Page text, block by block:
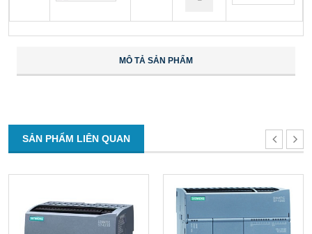
MÔ TẢ SẢN PHẨM
SẢN PHẨM LIÊN QUAN